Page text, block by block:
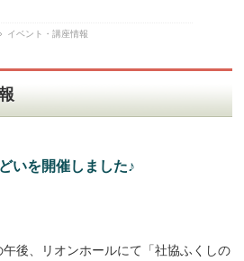
イベント・講座情報
いを開催しました♪
後、リオンホールにて「社協ふくしの